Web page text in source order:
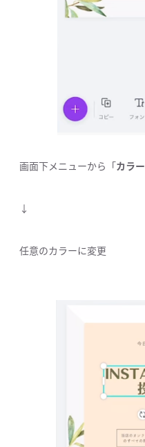
画面下メニューから「カラー
↓
任意のカラーに変更